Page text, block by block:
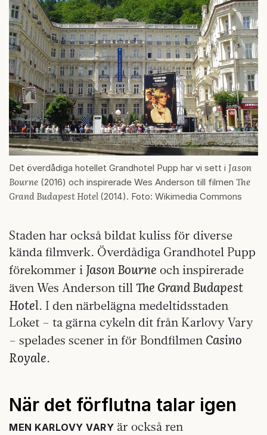
Det överdådiga hotellet Grandhotel Pupp har vi sett i Jason
Bourne (2016) och inspirerade Wes Anderson till filmen The
Grand Budapest Hotel (2014). Foto: Wikimedia Commons
Staden har också bildat kuliss för diverse
kända filmverk. Överdådiga Grandhotel Pupp
förekommer i Jason Bourne och inspirerade
även Wes Anderson till The Grand Budapest
Hotel. I den närbelägna medeltidsstaden
Loket – ta gärna cykeln dit från Karlovy Vary
– spelades scener in för Bondfilmen Casino
Royale.
När det förflutna talar igen
MEN KARLOVY VARY är också ren